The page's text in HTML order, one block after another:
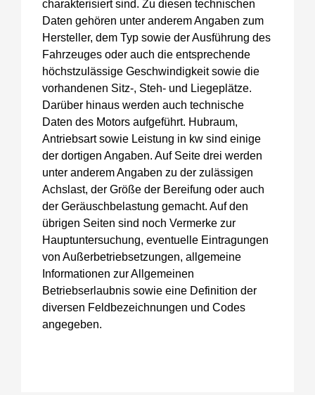
charakterisiert sind. Zu diesen technischen
Daten gehören unter anderem Angaben zum
Hersteller, dem Typ sowie der Ausführung des
Fahrzeuges oder auch die entsprechende
höchstzulässige Geschwindigkeit sowie die
vorhandenen Sitz-, Steh- und Liegeplätze.
Darüber hinaus werden auch technische
Daten des Motors aufgeführt. Hubraum,
Antriebsart sowie Leistung in kw sind einige
der dortigen Angaben. Auf Seite drei werden
unter anderem Angaben zu der zulässigen
Achslast, der Größe der Bereifung oder auch
der Geräuschbelastung gemacht. Auf den
übrigen Seiten sind noch Vermerke zur
Hauptuntersuchung, eventuelle Eintragungen
von Außerbetriebsetzungen, allgemeine
Informationen zur Allgemeinen
Betriebserlaubnis sowie eine Definition der
diversen Feldbezeichnungen und Codes
angegeben.